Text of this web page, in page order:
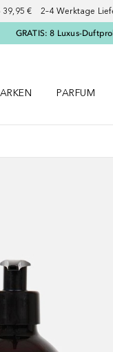
39,95 € 2–4 Werktage
GRATIS: 8 Luxus-
PARFUM